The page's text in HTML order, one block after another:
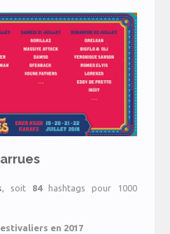
, soit 84 hashtags pour 1000
en 2017